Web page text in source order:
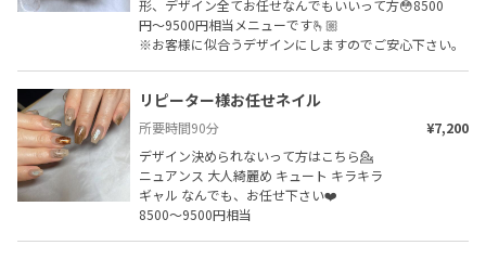
形、デザイン全てお任せなんでもいいって方😳8500
円〜9500円相当メニューです🫰🏼
※お客様に似合うデザインにしますのでご安心下さい。
リピーター様お任せネイル
所要時間90分
¥7,200
デザイン決められないって方はこちら💁
ニュアンス 大人綺麗め キュート キラキラ
ギャル なんでも、お任せ下さい❤️
8500〜9500円相当